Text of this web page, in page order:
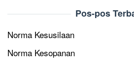
Pos-pos
Norma Kesusilaan
Norma Kesopanan